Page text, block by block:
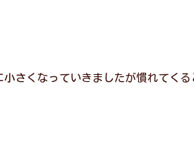
さくなっていきましたが慣れてく